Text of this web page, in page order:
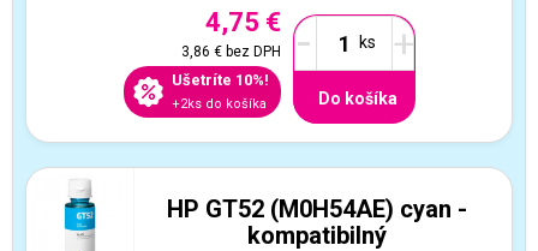
4,75 €
3,86 €bez DPH
Ušetríte 10%!
+2ks do košíka
- +
Do košíka
HP GT52 (M0H54AE) cyan -
kompatibilný